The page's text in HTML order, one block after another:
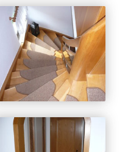
– Heurechen
Rolläden